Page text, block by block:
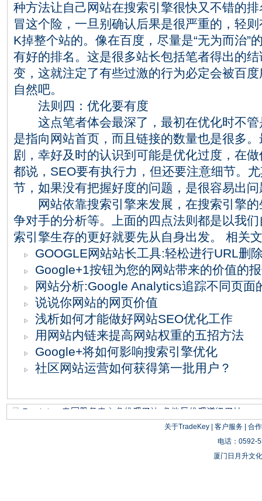
种方法让自己网站在搜索引擎很快又不错的
冒这个险，一旦别确认后果是很严重的，轻
K掉整个站的。像在百度，尽量是“无为而治”
有好的排名。这是很多站长包括笔者得出的
变，这就注定了有些过激的行为必定会被百
自然吧。
法则四：优化要有度
这点笔者体会最深了，最初在优化时不管
是指向网站首页，而且链接的数量也是很多
剧，幸好及时的认识到可能是优化过度，在
都说，SEO要有执行力，但还要注意细节。
节，如果没有把握好度的问题，是很容易出问
网站依靠搜索引擎来发展，在搜索引擎的
争对手的分析等。上面的四点法则都是以我
索引擎生存的更好就要先从自身出发。
相关
GOOGLE网站站长工具:轻松进行URL删
Google+1按钮为您的网站带来的价值的
网站分析:Google Analytics追踪不同页面
说说你网站的网页价值
浅析如何才能做好网站SEO优化工作
用网站内链来提高网站权重的五招方法
Google+将如何影响搜索引擎优化
社区网站运营如何获得第一批用户？
关于TradeKey| 客户服务| 合
电话：0592-
厦门日月升文